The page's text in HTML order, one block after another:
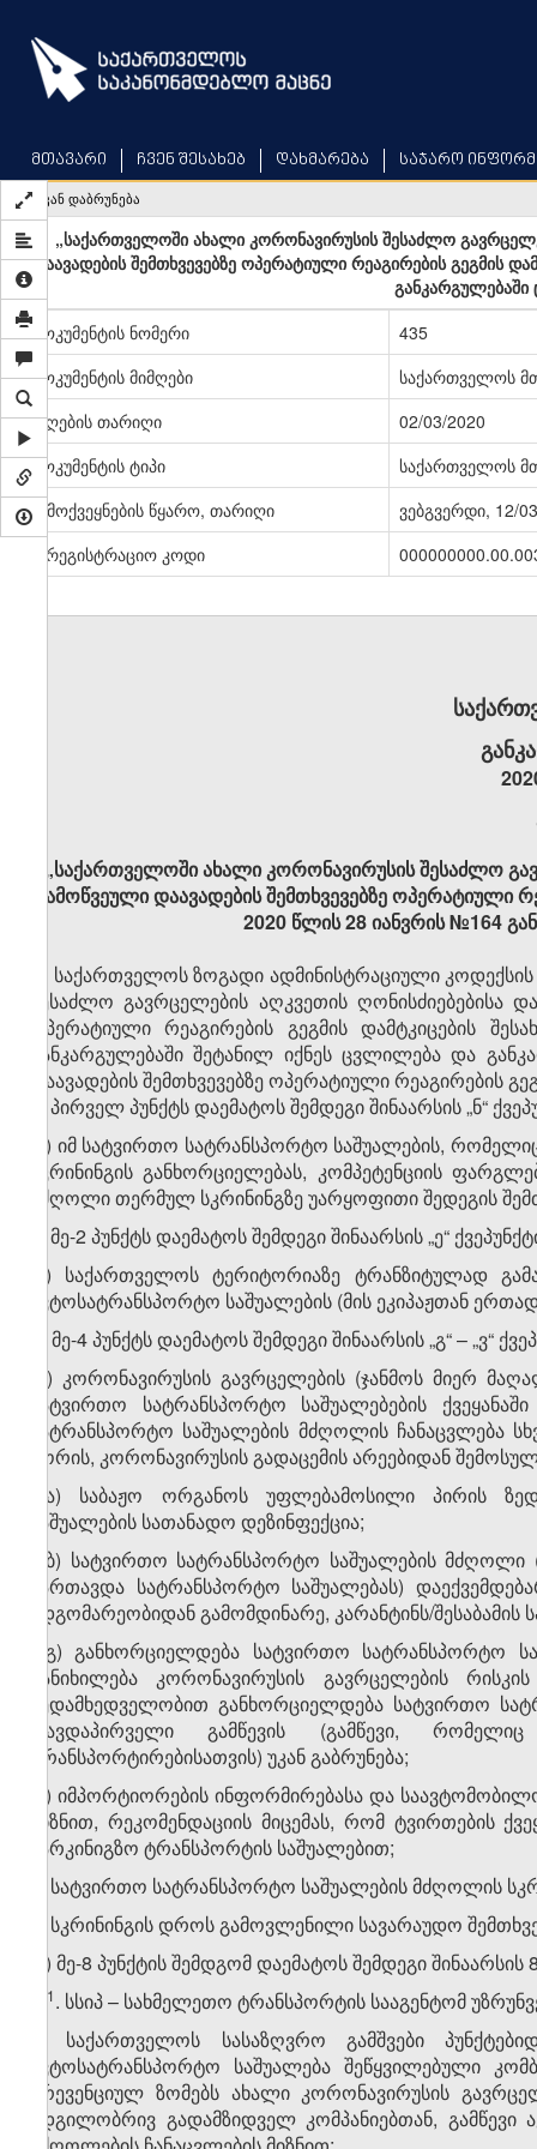
main
content
მთავარი ჩვენ შესახებ დახმარება საჯარო
უკან დაბრუნება
„საქართველოში ახალი კორონავირუსის შესაძლო
დაავადების შემთხვევებზე ოპერატიული რეაგირების გეგმის
დოკუმენტის ნომერი
435
დოკუმენტის მიმღები
საქართველოს
მიღების თარიღი
02/03/2020
დოკუმენტის ტიპი
საქართველოს
გამოქვეყნების წყარო, თარიღი
ვებგვერდი, 12/
სარეგისტრაციო კოდი
„საქართველოში ახალი კორონავირუსის შესაძლო
გამოწვეული დაავადების შემთხვევებზე ოპერატიული
2020 წლის 28 იანვრის №164
საქართველოს ზოგადი ადმინისტრაციული
შესაძლო გავრცელების აღკვეთის ღონისძიებებისა
ოპერატიული რეაგირების გეგმის დამტკიცების
განკარგულებაში შეტანილ იქნეს ცვლილება და
დაავადების შემთხვევებზე ოპერატიული რეაგირების
ა) პირველ პუნქტს დაემატოს შემდეგი შინაარსის „ნ“
„ნ) იმ სატვირთო სატრანსპორტო საშუალების,
სკრინინგის განხორციელებას, კომპეტენციის
მძღოლი თერმულ სკრინინგზე უარყოფითი შედეგის
ბ) მე-2 პუნქტს დაემატოს შემდეგი შინაარსის „ე“
„ე) საქართველოს ტერიტორიაზე ტრანზიტულად
ავტოსატრანსპორტო საშუალების (მის ეკიპაჟთან
გ) მე-4 პუნქტს დაემატოს შემდეგი შინაარსის „გ“ – „ვ“
„გ) კორონავირუსის გავრცელების (ჯანმოს მიერ
სატვირთო სატრანსპორტო საშუალებების
სატრანსპორტო საშუალების მძღოლის ჩანაცვლება
შორის, კორონავირუსის გადაცემის არეებიდან
გ.ა) საბაჟო ორგანოს უფლებამოსილი პირის
საშუალების სათანადო დეზინფექცია;
გ.ბ) სატვირთო სატრანსპორტო საშუალების
მართავდა სატრანსპორტო საშუალებას)
მდგომარეობიდან გამომდინარე, კარანტინს/
გ.გ) განხორციელდება სატვირთო სატრანსპორტო
განიხილება კორონავირუსის გავრცელების
ზედამხედველობით განხორციელდება სატვირთო
თავდაპირველი გამწევის (გამწევი,
ტრანსპორტირებისათვის) უკან გაბრუნება;
დ) იმპორტიორების ინფორმირებასა და
მიზნით, რეკომენდაციის მიცემას, რომ ტვირთების
სარკინიგზო ტრანსპორტის საშუალებით;
ე) სატვირთო სატრანსპორტო საშუალების მძღოლის
ვ) სკრინინგის დროს გამოვლენილი სავარაუდო
დ) მე-8 პუნქტის შემდგომ დაემატოს შემდეგი შინაარსის
​1. სსიპ – სახმელეთო ტრანსპორტის სააგენტომ
ა) საქართველოს სასაზღვრო გამშვები
ავტოსატრანსპორტო საშუალება შეწყვილებული
პრევენციულ ზომებს ახალი კორონავირუსის
ადგილობრივ გადამზიდველ კომპანიებთან,